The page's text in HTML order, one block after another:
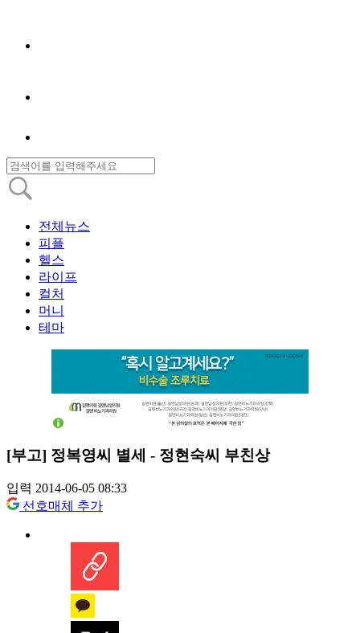
전체뉴스
피플
헬스
라이프
컬처
머니
테마
[부고] 정복영씨 별세 - 정현숙씨 부친상
입력 2014-06-05 08:33
선호매체 추가